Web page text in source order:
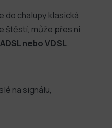
do chalupy klasická
štěstí, může přes ni
ADSL nebo VDSL
na signálu,